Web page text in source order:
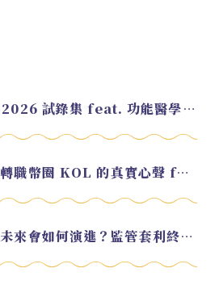
EP.220 好久不見！2026 試錄集 feat. 功能醫學營養師 美寶
EP.219 從銀行高管轉職幣圈 KOL 的真實心聲 feat.龜大
EP.217 美元穩定幣未來會如何演進？監管套利終將收斂？feat. 研究員 余哲安